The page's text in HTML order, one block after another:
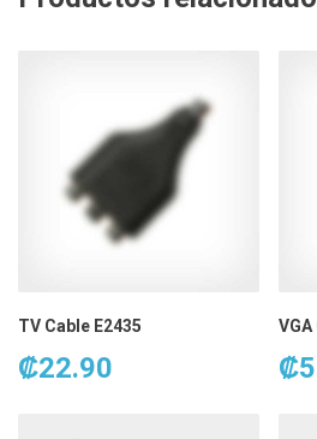
TV Cable E2435
₡22.90
VGA
₡